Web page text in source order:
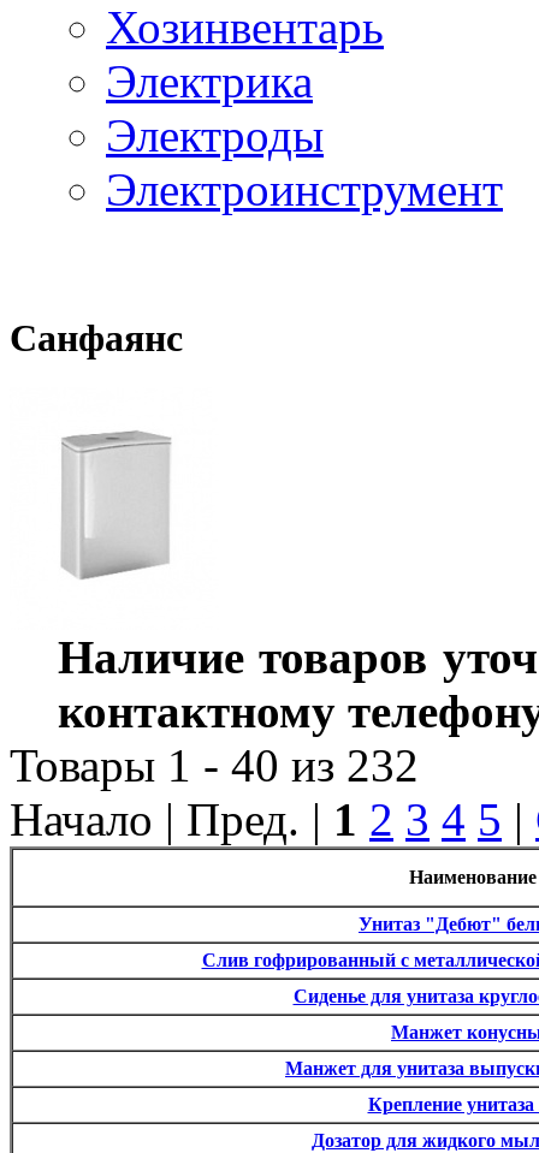
Хозинвентарь
Электрика
Электроды
Электроинструмент
Санфаянс
Наличие товаров
контактному
Товары 1 - 40 из 232
Начало | Пред. | 1 2 3 4 5 |
Наименование
Унитаз "Дебют"
Слив гофрированный с
Сиденье для унитаза
Манжет
Манжет для унитаза
Крепление унитаза
Дозатор для жидкого